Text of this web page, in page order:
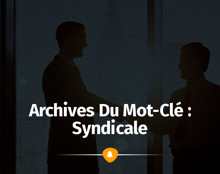
Archives Du Mot-Clé :
Syndicale